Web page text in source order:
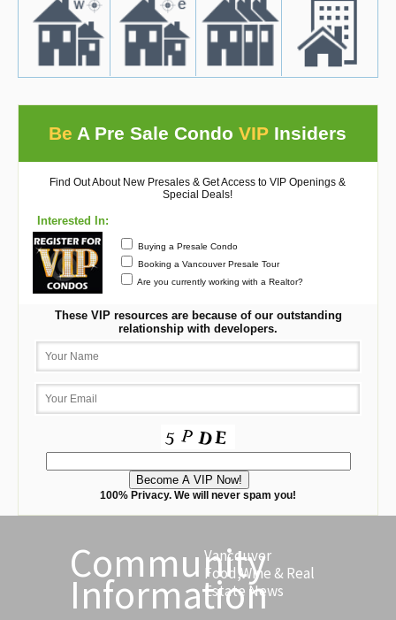
Be A Pre Sale CondoVIP Insiders
Find Out About New Presales & Get Access to VIP Openings &
Special Deals!
Interested In:
Buying a Presale Condo
Booking a Vancouver Presale Tour
Are you currently working with a Realtor?
These VIP resources are because of our outstanding
relationship with developers.
100% Privacy. We will never spam you!
Community
Information
Vancouver
Food,Wine & Real
Estate News